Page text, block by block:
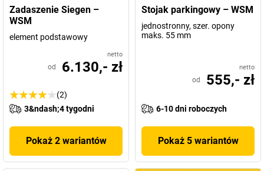
Zadaszenie Siegen –
WSM
element podstawowy
netto
od 6.130,- zł
(2)
3&ndash;4 tygodni
Pokaż 2 wariantów
Stojak parkingowy – WSM
jednostronny, szer. opony
maks. 55 mm
netto
od 555,- zł
6-10 dni roboczych
Pokaż 5 wariantów